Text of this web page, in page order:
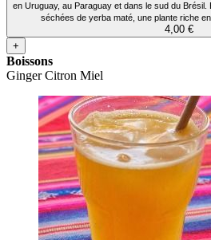
en Uruguay, au Paraguay et dans le sud du Brésil.
séchées de yerba maté, une plante riche
4,00 €
+
Boissons
Ginger Citron Miel